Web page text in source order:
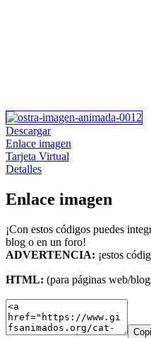
Descargar
Enlace imagen
Tarjeta Virtual
Detalles
Enlace imagen
¡Con estos códigos puedes
blog o en un foro!
ADVERTENCIA: ¡estos
HTML: (para páginas web/